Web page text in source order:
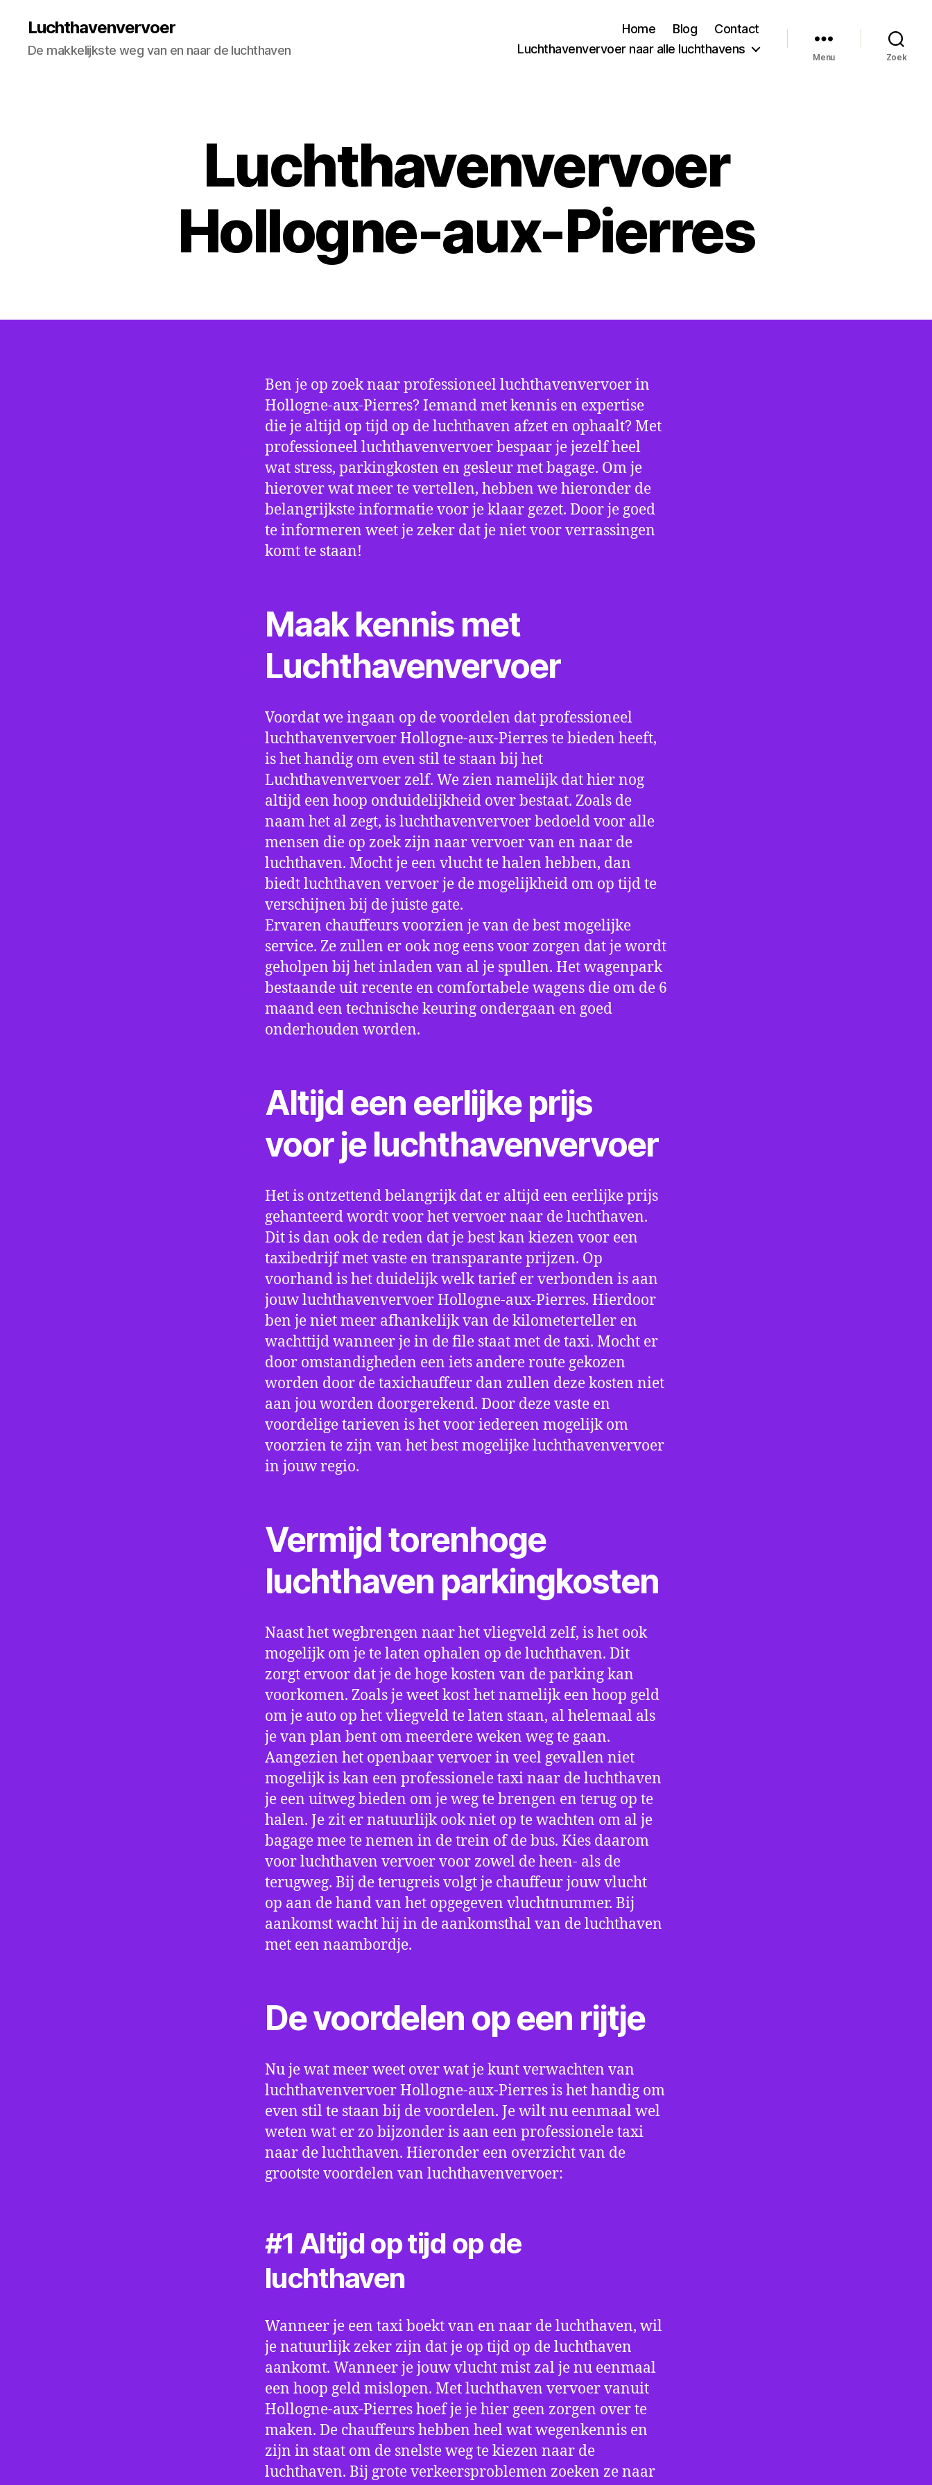
Luchthavenvervoer
De makkelijkste weg van en naar de luchthaven
Home Blog
Contact
Luchthavenvervoer naar alle luchthavens
Menu Zoek
Luchthavenvervoer
Hollogne-aux-Pierres
Ben je op zoek naar professioneel luchthavenvervoer in
Hollogne-aux-Pierres? Iemand met kennis en expertise
die je altijd op tijd op de luchthaven afzet en ophaalt? Met
professioneel luchthavenvervoer bespaar je jezelf heel
wat stress, parkingkosten en gesleur met bagage. Om je
hierover wat meer te vertellen, hebben we hieronder de
belangrijkste informatie voor je klaar gezet. Door je goed
te informeren weet je zeker dat je niet voor verrassingen
komt te staan!
Maak kennis met
Luchthavenvervoer
Voordat we ingaan op de voordelen dat professioneel
luchthavenvervoer Hollogne-aux-Pierres te bieden heeft,
is het handig om even stil te staan bij het
Luchthavenvervoer zelf. We zien namelijk dat hier nog
altijd een hoop onduidelijkheid over bestaat. Zoals de
naam het al zegt, is luchthavenvervoer bedoeld voor alle
mensen die op zoek zijn naar vervoer van en naar de
luchthaven. Mocht je een vlucht te halen hebben, dan
biedt luchthaven vervoer je de mogelijkheid om op tijd te
verschijnen bij de juiste gate.
Ervaren chauffeurs voorzien je van de best mogelijke
service. Ze zullen er ook nog eens voor zorgen dat je wordt
geholpen bij het inladen van al je spullen. Het wagenpark
bestaande uit recente en comfortabele wagens die om de 6
maand een technische keuring ondergaan en goed
onderhouden worden.
Altijd een eerlijke prijs
voor je luchthavenvervoer
Het is ontzettend belangrijk dat er altijd een eerlijke prijs
gehanteerd wordt voor het vervoer naar de luchthaven.
Dit is dan ook de reden dat je best kan kiezen voor een
taxibedrijf met vaste en transparante prijzen. Op
voorhand is het duidelijk welk tarief er verbonden is aan
jouw luchthavenvervoer Hollogne-aux-Pierres. Hierdoor
ben je niet meer afhankelijk van de kilometerteller en
wachttijd wanneer je in de file staat met de taxi. Mocht er
door omstandigheden een iets andere route gekozen
worden door de taxichauffeur dan zullen deze kosten niet
aan jou worden doorgerekend. Door deze vaste en
voordelige tarieven is het voor iedereen mogelijk om
voorzien te zijn van het best mogelijke luchthavenvervoer
in jouw regio.
Vermijd torenhoge
luchthaven parkingkosten
Naast het wegbrengen naar het vliegveld zelf, is het ook
mogelijk om je te laten ophalen op de luchthaven. Dit
zorgt ervoor dat je de hoge kosten van de parking kan
voorkomen. Zoals je weet kost het namelijk een hoop geld
om je auto op het vliegveld te laten staan, al helemaal als
je van plan bent om meerdere weken weg te gaan.
Aangezien het openbaar vervoer in veel gevallen niet
mogelijk is kan een professionele taxi naar de luchthaven
je een uitweg bieden om je weg te brengen en terug op te
halen. Je zit er natuurlijk ook niet op te wachten om al je
bagage mee te nemen in de trein of de bus. Kies daarom
voor luchthaven vervoer voor zowel de heen- als de
terugweg. Bij de terugreis volgt je chauffeur jouw vlucht
op aan de hand van het opgegeven vluchtnummer. Bij
aankomst wacht hij in de aankomsthal van de luchthaven
met een naambordje.
De voordelen op een rijtje
Nu je wat meer weet over wat je kunt verwachten van
luchthavenvervoer Hollogne-aux-Pierres is het handig om
even stil te staan bij de voordelen. Je wilt nu eenmaal wel
weten wat er zo bijzonder is aan een professionele taxi
naar de luchthaven. Hieronder een overzicht van de
grootste voordelen van luchthavenvervoer:
#1 Altijd op tijd op de
luchthaven
Wanneer je een taxi boekt van en naar de luchthaven, wil
je natuurlijk zeker zijn dat je op tijd op de luchthaven
aankomt. Wanneer je jouw vlucht mist zal je nu eenmaal
een hoop geld mislopen. Met luchthaven vervoer vanuit
Hollogne-aux-Pierres hoef je je hier geen zorgen over te
maken. De chauffeurs hebben heel wat wegenkennis en
zijn in staat om de snelste weg te kiezen naar de
luchthaven. Bij grote verkeersproblemen zoeken ze naar